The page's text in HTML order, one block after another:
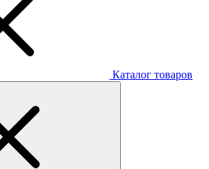
Каталог товаров